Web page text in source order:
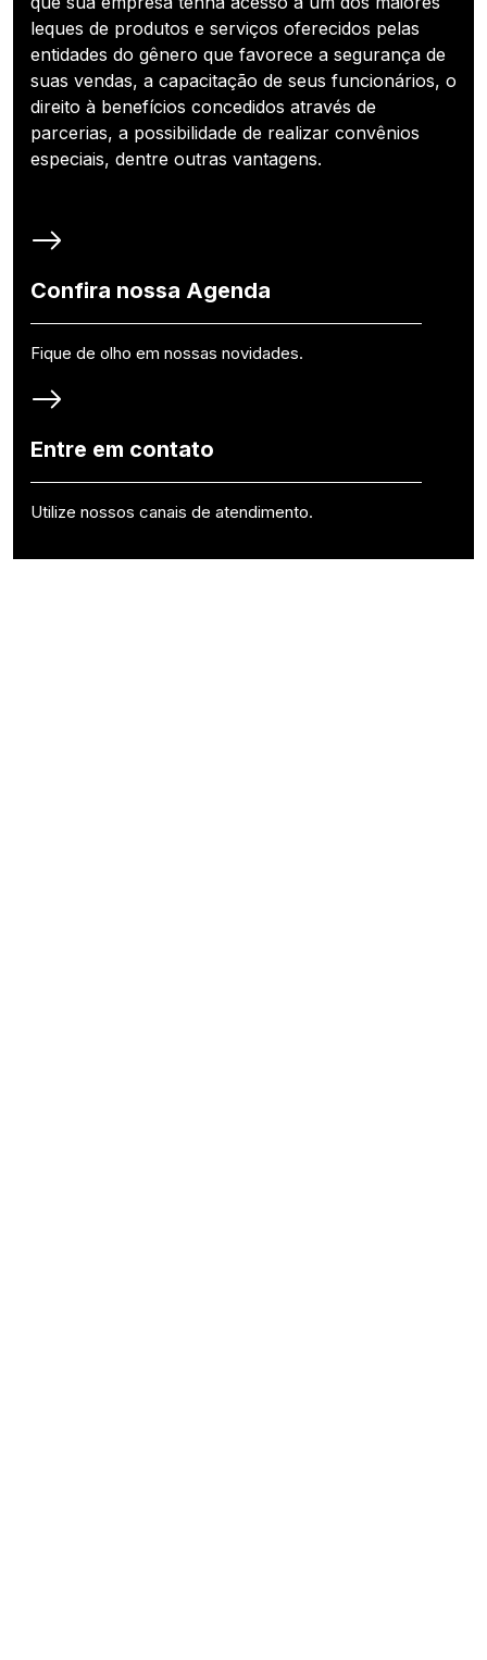
leques de produtos e serviços oferecidos pelas
entidades do gênero que favorece a segurança de
suas vendas, a capacitação de seus funcionários, o
direito à benefícios concedidos através de
parcerias, a possibilidade de realizar convênios
especiais, dentre outras vantagens.
Confira nossa Agenda
Fique de olho em nossas novidades.
Entre em contato
Utilize nossos canais de atendimento.